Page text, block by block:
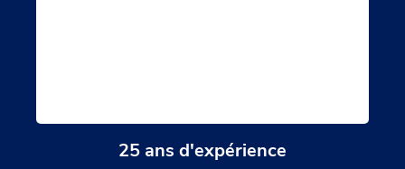
25 ans d'expérience